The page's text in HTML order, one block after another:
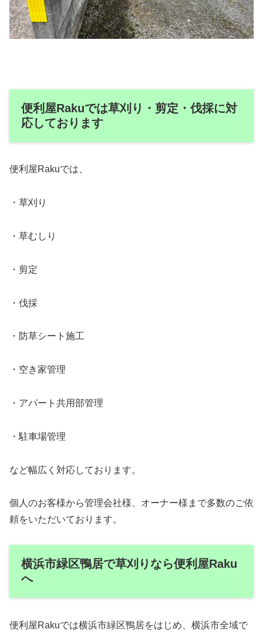
便利屋Rakuでは草刈り・剪定・伐採に対
応しております
便利屋Rakuでは、
・草刈り
・草むしり
・剪定
・伐採
・防草シート施工
・空き家管理
・アパート共用部管理
・駐車場管理
など幅広く対応しております。
個人のお客様から管理会社様、オーナー様まで多数のご依
頼をいただいております。
横浜市緑区鴨居で草刈りなら便利屋Raku
へ
便利屋Rakuでは横浜市緑区鴨居をはじめ、横浜市全域で